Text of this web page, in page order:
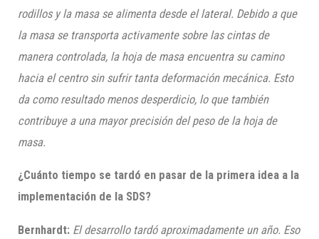
rodillos y la masa se alimenta desde el lateral. Debido a que
la masa se transporta activamente sobre las cintas de
manera controlada, la hoja de masa encuentra su camino
hacia el centro sin sufrir tanta deformación mecánica. Esto
da como resultado menos desperdicio, lo que también
contribuye a una mayor precisión del peso de la hoja de
masa.
¿Cuánto tiempo se tardó en pasar de la primera idea a la
implementación de la SDS?
Bernhardt: El desarrollo tardó aproximadamente un año. Eso